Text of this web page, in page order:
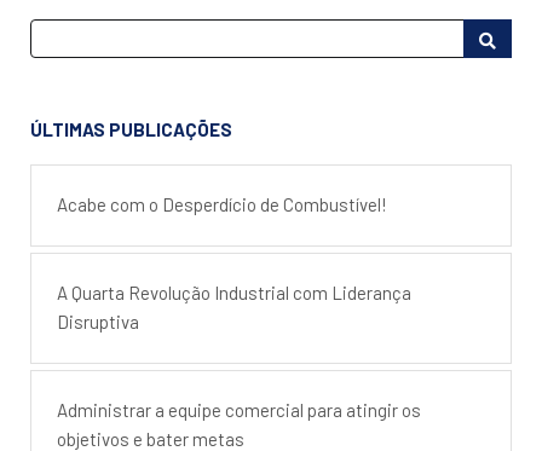
ÚLTIMAS PUBLICAÇÕES
Acabe com o Desperdício de Combustível!
A Quarta Revolução Industrial com Liderança
Disruptiva
Administrar a equipe comercial para atingir os
objetivos e bater metas